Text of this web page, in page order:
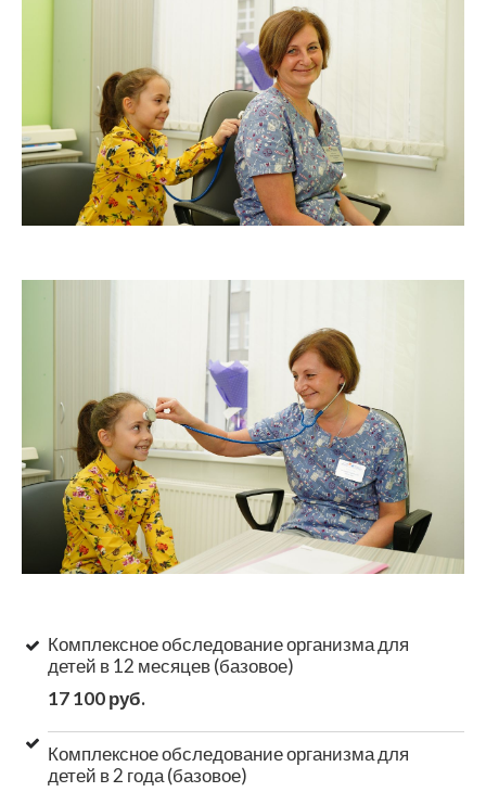
Комплексное обследование организма для
детей в 12 месяцев (базовое)
17 100 руб.
Комплексное обследование организма для
детей в 2 года (базовое)